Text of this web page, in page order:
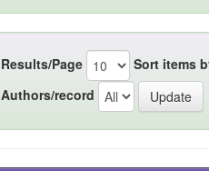
Results/Page Sort items
Authors/record